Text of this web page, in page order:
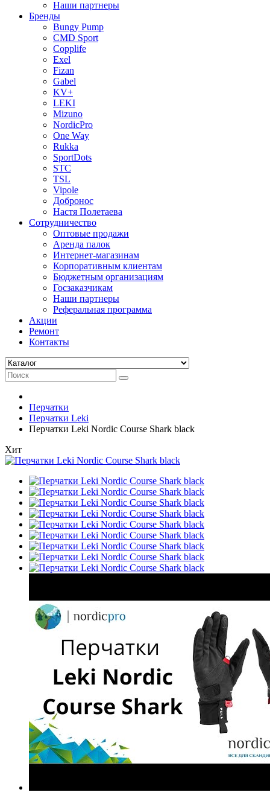
Наши партнеры
Бренды
Bungy Pump
CMD Sport
Copplife
Exel
Fizan
Gabel
KV+
LEKI
Mizuno
NordicPro
One Way
Rukka
SportDots
STC
TSL
Vipole
Добронос
Настя Полетаева
Сотрудничество
Оптовые продажи
Аренда палок
Интернет-магазинам
Корпоративным клиентам
Бюджетным организациям
Госзаказчикам
Наши партнеры
Реферальная программа
Акции
Ремонт
Контакты
Перчатки
Перчатки Leki
Перчатки Leki Nordic Course Shark black
Хит